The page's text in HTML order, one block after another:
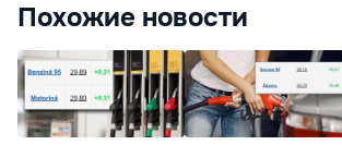
Похожие новости